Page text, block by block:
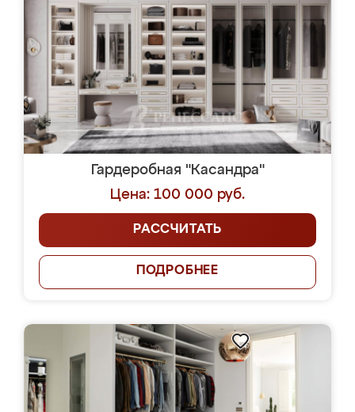
Гардеробная "Касандра"
Цена: 100 000 руб.
РАССЧИТАТЬ
ПОДРОБНЕЕ